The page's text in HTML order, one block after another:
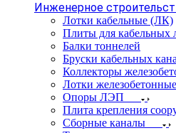
Инженерное
Лотки кабельные (ЛК)
Плиты для кабельных
Балки тоннелей
Бруски кабельных
Коллекторы
Лотки железобетонные
Опоры ЛЭП
Плита крепления
Сборные каналы